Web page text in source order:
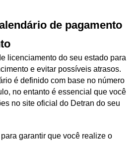
de pagamento
licenciamento do seu estado para
e evitar possíveis atrasos.
é definido com base no número
no entanto é essencial que você
no site oficial do Detran do seu
garantir que você realize o